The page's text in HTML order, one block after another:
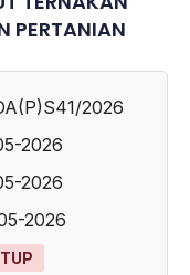
PERTANIAN
2026
2026
2026
2026